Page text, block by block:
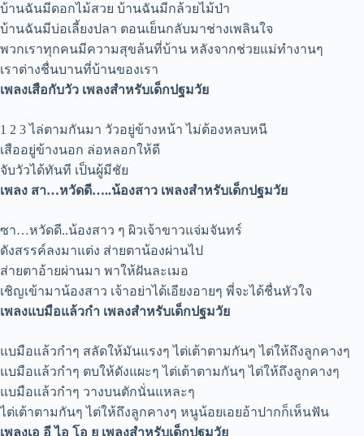
บ้านฉันมีดอกไม้สวย บ้านฉันมีกล้วยไม้ป่า
บ้านฉันมีบ่อเลี้ยงปลา ตอนเย็นกลับมาช่างเพลินใจ
พวกเราทุกคนมีความสุขล้นที่บ้าน หลังจากช่วยแม่ทำงานๆ
เราต่างชื่นบานที่บ้านของเรา
เพลงเสือกับวัว เพลงสำหรับเด็กปฐมวัย
1 2 3 ไล่ตามกันมา วัวอยู่ข้างหน้า ไม่ต้องหลบหนี
เสืออยู่ข้างนอก ล่อหลอกให้ดี
จับวัวได้ทันที เป็นผู้มีชัย
เพลง สา…หวัดดี…..น้องสาว เพลงสำหรับเด็กปฐมวัย
ซา…หวัดดี..น้องสาว ๆ ผิวเจ้าขาวแจ่มจันทร์
ดังสรรค์ลงมาแต่ง ส่ายตาน้องผ่านไป
ส่ายตาอ้ายผ่านมา พาให้ฝันละเมอ
เชิญเข้ามาน้องสาว เจ้าอย่าได้เอียงอายๆ พี่จะได้ชื่นหัวใจ
เพลงแบมือแล้วกำ เพลงสำหรับเด็กปฐมวัย
แบมือแล้วกำๆ สลัดให้มันแรงๆ ไต่เต้าตามกันๆ ไต่ให้ถึงลูกคางๆ
แบมือแล้วกำๆ ตบให้ดังแผะๆ ไต่เต้าตามกันๆ ไต่ให้ถึงลูกคางๆ
แบมือแล้วกำๆ วางบนตักนั่นแหละๆ
ไต่เต้าตามกันๆ ไต่ให้ถึงลูกคางๆ หนูน้อยเอยอ้าปากก็เห็นฟัน
เพลงเอ อี ไอ โอ ยู เพลงสำหรับเด็กปฐมวัย